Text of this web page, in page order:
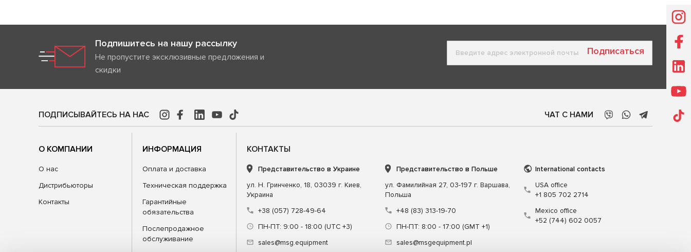
Подпишитесь на нашу рассылку
Не пропустите эксклюзивные предложения и
скидки
Подписаться
ПОДПИСЫВАЙТЕСЬ НА НАС ЧАТ С НАМИ
О КОМПАНИИ
О нас
Дистрибьюторы
Контакты
ИНФОРМАЦИЯ
Оплата и доставка
Техническая поддержка
Гарантийные
обязательства
Послепродажное
обслуживание
КОНТАКТЫ
Представительство в Украине
ул. Н. Гринченко, 18, 03039 г. Киев,
Украина
+38 (057) 728-49-64
ПН-ПТ: 9:00 - 18:00 (UTC +3)
sales@msg.equipment
Представительство в Польше
ул. Фамилийная 27, 03-197 г. Варшава,
Польша
+48 (83) 313-19-70
ПН-ПТ: 8:00 - 17:00 (GMT +1)
sales@msgequipment.pl
International contacts
USA office
+1 805 702 2714
Mexico office
+52 (744) 602 0057